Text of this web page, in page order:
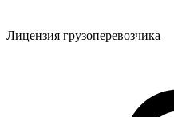
Лицензия грузоперевозчика